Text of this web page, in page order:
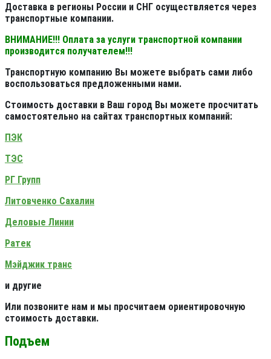
Доставка в регионы России и СНГ осуществляется через
транспортные компании.
ВНИМАНИЕ!!! Оплата за услуги транспортной компании
производится получателем!!!
Транспортную компанию Вы можете выбрать сами либо
воспользоваться предложенными нами.
Стоимость доставки в Ваш город Вы можете просчитать
самостоятельно на сайтах транспортных компаний:
ПЭК
ТЭС
РГ Групп
Литовченко Сахалин
Деловые Линии
Ратек
Мэйджик транс
и другие
Или позвоните нам и мы просчитаем ориентировочную
стоимость доставки.
Подъем